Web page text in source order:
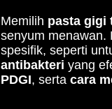
Memilih pasta gigi
senyum menawan.
spesifik, seperti
antibakteri yang
PDGI, serta cara